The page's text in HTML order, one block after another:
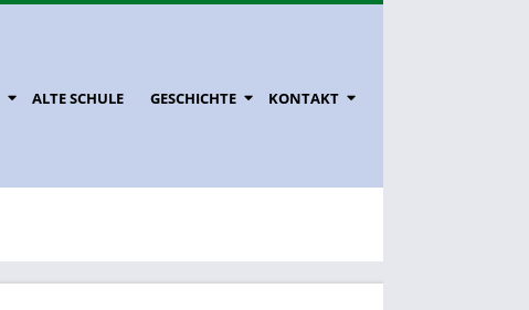
ALTE SCHULE GESCHICHTE KONTAKT